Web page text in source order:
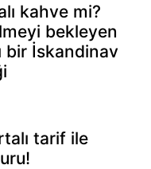
kahve mi?
bekleyen
bir İskandinav
tarif ile